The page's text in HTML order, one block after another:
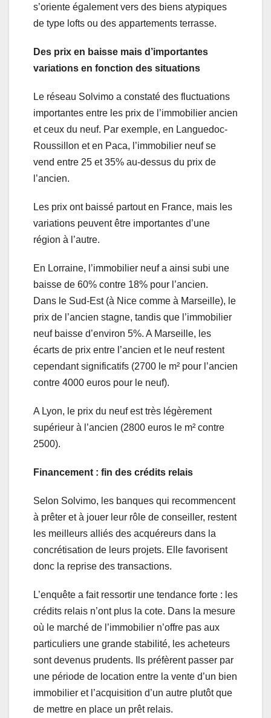
s’oriente également vers des biens atypiques
de type lofts ou des appartements terrasse.
Des prix en baisse mais d’importantes
variations en fonction des situations
Le réseau Solvimo a constaté des fluctuations
importantes entre les prix de l’immobilier ancien
et ceux du neuf. Par exemple, en Languedoc-
Roussillon et en Paca, l’immobilier neuf se
vend entre 25 et 35% au-dessus du prix de
l’ancien.
Les prix ont baissé partout en France, mais les
variations peuvent être importantes d’une
région à l’autre.
En Lorraine, l’immobilier neuf a ainsi subi une
baisse de 60% contre 18% pour l’ancien.
Dans le Sud-Est (à Nice comme à Marseille), le
prix de l’ancien stagne, tandis que l’immobilier
neuf baisse d’environ 5%. A Marseille, les
écarts de prix entre l’ancien et le neuf restent
cependant significatifs (2700 le m² pour l’ancien
contre 4000 euros pour le neuf).
A Lyon, le prix du neuf est très légèrement
supérieur à l’ancien (2800 euros le m² contre
2500).
Financement : fin des crédits relais
Selon Solvimo, les banques qui recommencent
à prêter et à jouer leur rôle de conseiller, restent
les meilleurs alliés des acquéreurs dans la
concrétisation de leurs projets. Elle favorisent
donc la reprise des transactions.
L’enquête a fait ressortir une tendance forte : les
crédits relais n’ont plus la cote. Dans la mesure
où le marché de l’immobilier n’offre pas aux
particuliers une grande stabilité, les acheteurs
sont devenus prudents. Ils préfèrent passer par
une période de location entre la vente d’un bien
immobilier et l’acquisition d’un autre plutôt que
de mettre en place un prêt relais.